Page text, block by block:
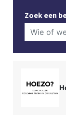
Zoek een